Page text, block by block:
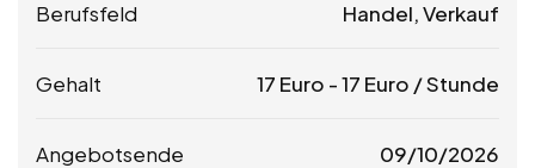
Berufsfeld Handel, Verkauf
Gehalt 17 Euro -17 Euro / Stunde
Angebotsende 09/10/2026